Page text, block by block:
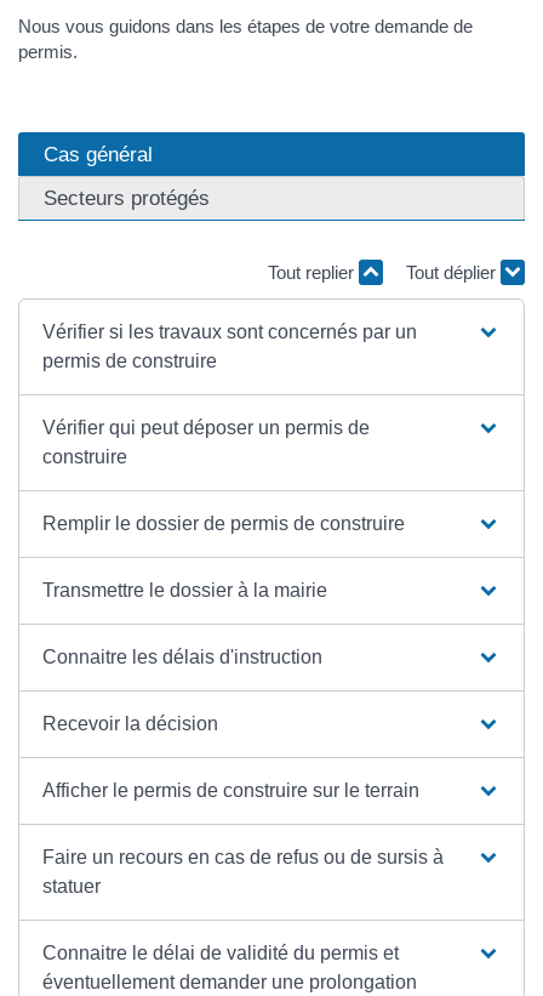
Nous vous guidons dans les étapes de votre demande de
permis.
Cas général
Secteurs protégés
Tout replier Tout déplier
Vérifier si les travaux sont concernés par un
permis de construire
Vérifier qui peut déposer un permis de
construire
Remplir le dossier de permis de construire
Transmettre le dossier à la mairie
Connaitre les délais d'instruction
Recevoir la décision
Afficher le permis de construire sur le terrain
Faire un recours en cas de refus ou de sursis à
statuer
Connaitre le délai de validité du permis et
éventuellement demander une prolongation